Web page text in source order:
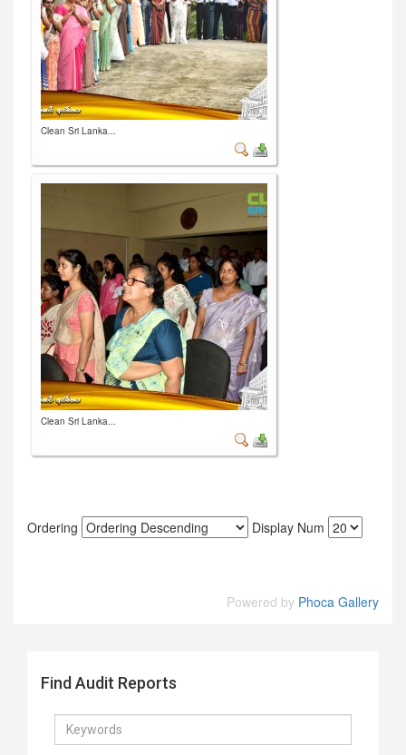
Clean Sri Lanka...
Clean Sri Lanka...
Ordering Display Num
Powered by Phoca Gallery
Find Audit Reports